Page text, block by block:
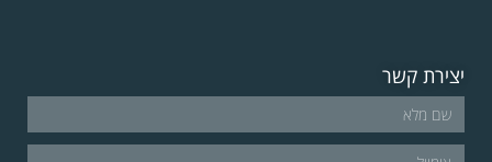
יצירת קשר